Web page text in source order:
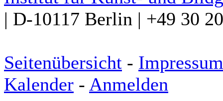
| D-10117 Berlin | +49 30
Seitenübersicht - Impressum
Kalender - Anmelden